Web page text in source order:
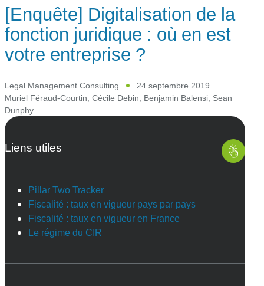
[Enquête] Digitalisation de la
fonction juridique : où en est
votre entreprise ?
Legal Management Consulting
24 septembre 2019
Muriel Féraud-Courtin, Cécile Debin, Benjamin Balensi, Sean
Dunphy
Liens utiles
Pillar Two Tracker
Fiscalité : taux en vigueur pays par pays
Fiscalité : taux en vigueur en France
Le régime du CIR